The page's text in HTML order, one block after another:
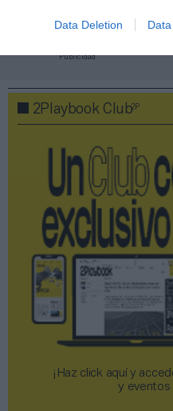
Data Deletion
Publicidad
2Playbook Club2P
¡Haz click aquí y
y eventos